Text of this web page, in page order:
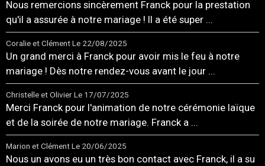
Nous remercions sincèrement Franck pour la prestation
qu'il a assurée à notre mariage ! Il a été super ...
Coralie et ClémentLe 22/08/2025
Un grand merci à Franck pour avoir mis le feu à notre
mariage ! Dès notre rendez-vous avant le jour ...
Christelle et OlivierLe 17/07/2025
Merci Franck pour l'animation de notre cérémonie laïque
et de la soirée de notre mariage. Franck a ...
Marion et ClémentLe 20/06/2025
Nous un avons eu un très bon contact avec Franck, il a su